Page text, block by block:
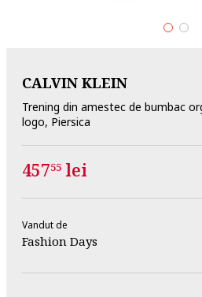
CALVIN KLEIN
Trening din amestec de bumbac
logo, Piersica
45755 lei
Vandut de
Fashion Days